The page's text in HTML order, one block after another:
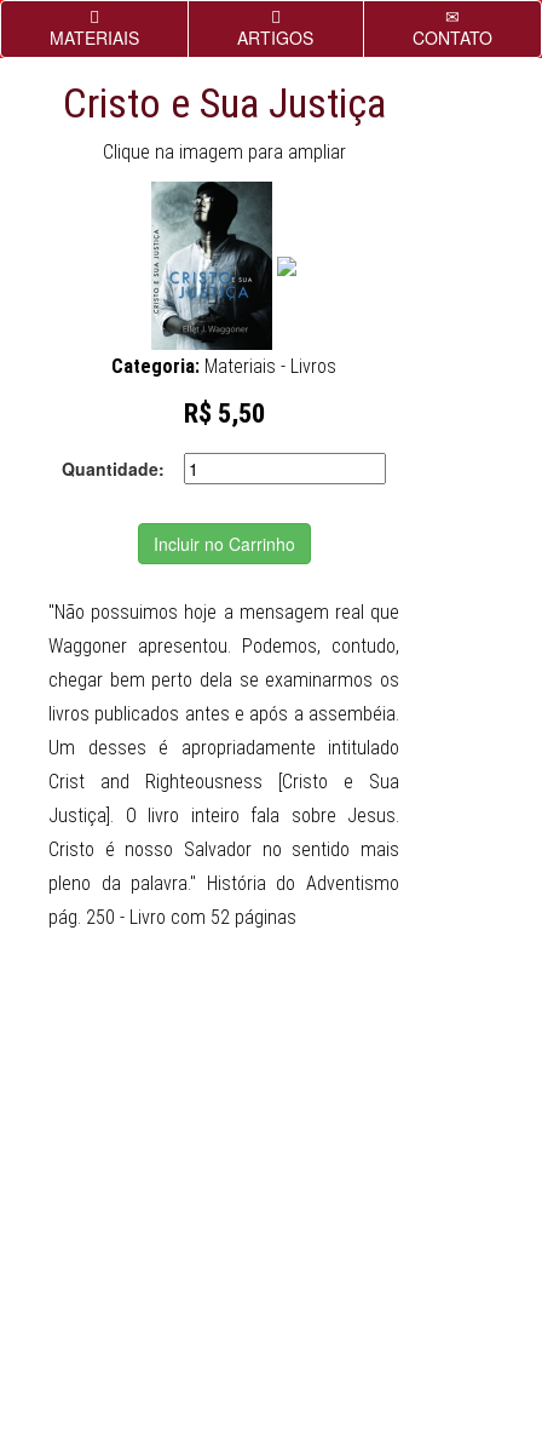
MATERIAIS ARTIGOS CONTATO
Cristo e Sua Justiça
Clique na imagem para ampliar
Categoria: Materiais - Livros
R$ 5,50
Quantidade:
Incluir no Carrinho
"Não possuimos hoje a mensagem real que
Waggoner apresentou. Podemos, contudo,
chegar bem perto dela se examinarmos os
livros publicados antes e após a assembéia.
Um desses é apropriadamente intitulado
Crist and Righteousness [Cristo e Sua
Justiça]. O livro inteiro fala sobre Jesus.
Cristo é nosso Salvador no sentido mais
pleno da palavra." História do Adventismo
pág. 250 - Livro com 52 páginas